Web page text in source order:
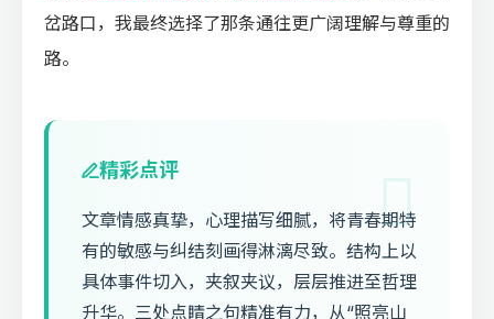
岔路口，我最终选择了那条通往更广阔理解与尊重的
路。
精彩点评
文章情感真挚，心理描写细腻，将青春期特
有的敏感与纠结刻画得淋漓尽致。结构上以
具体事件切入，夹叙夹议，层层推进至哲理
升华。三处点睛之句精准有力，从“照亮山